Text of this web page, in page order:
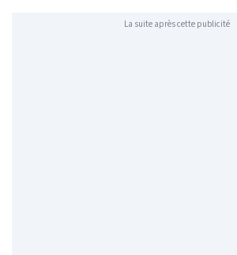
La suite après cette publicité